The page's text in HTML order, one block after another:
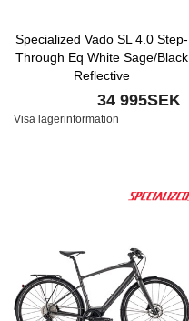
Specialized Vado SL 4.0 Step-
Through Eq White Sage/Black
Reflective
34 995SEK
Visa lagerinformation